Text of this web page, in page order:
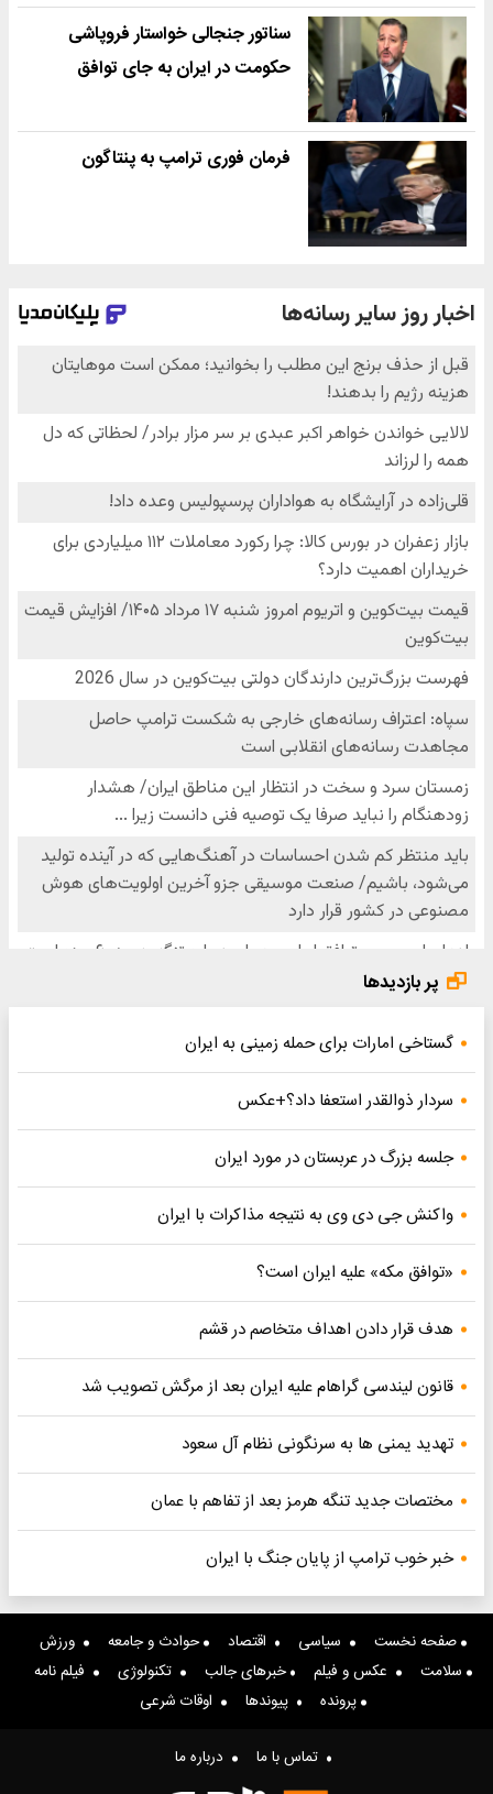
سناتور جنجالی خواستار فروپاشی
حکومت در ایران به جای توافق
فرمان فوری ترامپ به پنتاگون
پر بازدیدها
گستاخی امارات برای حمله زمینی به ایران
سردار ذوالقدر استعفا داد؟+عکس
جلسه بزرگ در عربستان در مورد ایران
واکنش جی دی وی به نتیجه مذاکرات با ایران
«توافق مکه» علیه ایران است؟
هدف قرار دادن اهداف متخاصم در قشم
قانون لیندسی گراهام علیه ایران بعد از مرگش تصویب شد
تهدید یمنی ها به سرنگونی نظام آل سعود
مختصات جدید تنگه هرمز بعد از تفاهم با عمان
خبر خوب ترامپ از پایان جنگ با ایران
صفحه نخست سیاسی اقتصاد حوادث و جامعه
ورزش
سلامت
عکس و فیلم خبرهای جالب تکنولوژی
فیلم نامه
پرونده
پیوندها اوقات شرعی
تماس با ما درباره ما